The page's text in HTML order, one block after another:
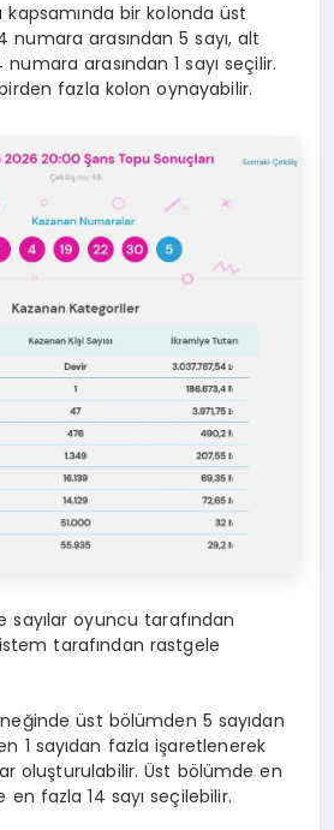
kapsamında bir kolonda üst
arasından 5 sayı, alt
arasından 1 sayı seçilir.
fazla kolon oynayabilir.
sayılar oyuncu tarafından
tarafından rastgele
üst bölümden 5 sayıdan
1 sayıdan fazla işaretlenerek
oluşturulabilir. Üst bölümde en
fazla 14 sayı seçilebilir.